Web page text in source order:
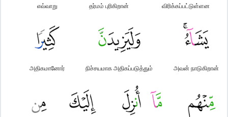
விரிக்கப்பட்டுள்ளன
தர்மம் புரிகிறான்
எவ்வாறு
அவன் நாடுகிறான்
நிச்சயமாக அதிகப்படுத்தும்
அதிகமானோர்